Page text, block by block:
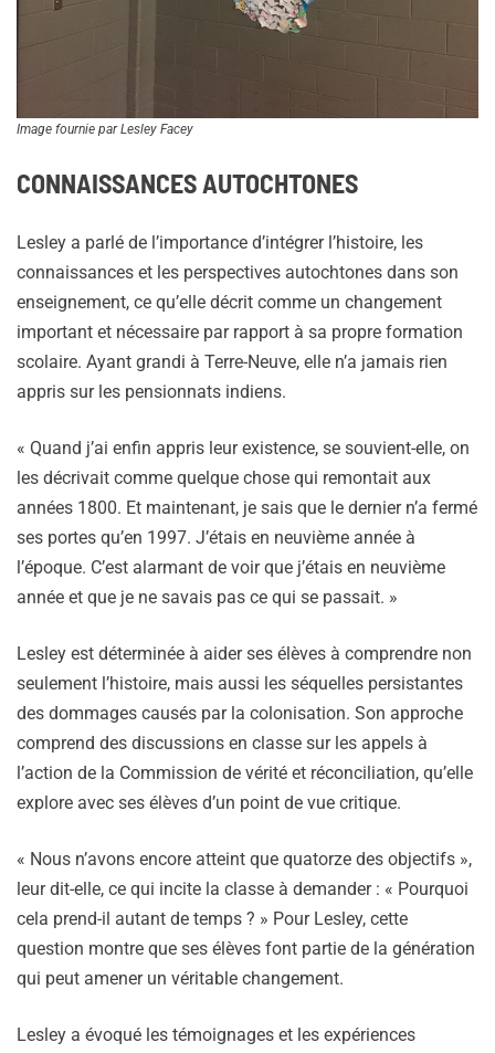
Image fournie par Lesley Facey
CONNAISSANCES AUTOCHTONES
Lesley a parlé de l’importance d’intégrer l’histoire, les
connaissances et les perspectives autochtones dans son
enseignement, ce qu’elle décrit comme un changement
important et nécessaire par rapport à sa propre formation
scolaire. Ayant grandi à Terre-Neuve, elle n’a jamais rien
appris sur les pensionnats indiens.
« Quand j’ai enfin appris leur existence, se souvient-elle, on
les décrivait comme quelque chose qui remontait aux
années 1800. Et maintenant, je sais que le dernier n’a fermé
ses portes qu’en 1997. J’étais en neuvième année à
l’époque. C’est alarmant de voir que j’étais en neuvième
année et que je ne savais pas ce qui se passait. »
Lesley est déterminée à aider ses élèves à comprendre non
seulement l’histoire, mais aussi les séquelles persistantes
des dommages causés par la colonisation. Son approche
comprend des discussions en classe sur les appels à
l’action de la Commission de vérité et réconciliation, qu’elle
explore avec ses élèves d’un point de vue critique.
« Nous n’avons encore atteint que quatorze des objectifs »,
leur dit-elle, ce qui incite la classe à demander : « Pourquoi
cela prend-il autant de temps ? » Pour Lesley, cette
question montre que ses élèves font partie de la génération
qui peut amener un véritable changement.
Lesley a évoqué les témoignages et les expériences